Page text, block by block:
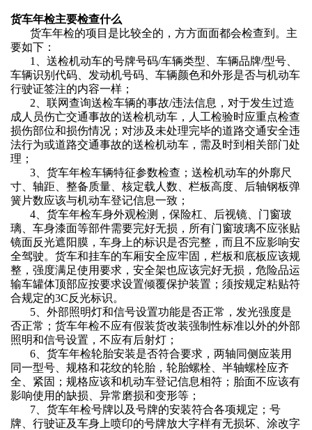
货车年检主要检查什么
货车年检的项目是比较全的，方方面面都会检查到。主
要如下：
1、送检机动车的号牌号码/车辆类型、车辆品牌/型号、
车辆识别代码、发动机号码、车辆颜色和外形是否与机动车
行驶证签注的内容一样；
2、联网查询送检车辆的事故/违法信息，对于发生过造
成人员伤亡交通事故的送检机动车，人工检验时应重点检查
损伤部位和损伤情况；对涉及未处理完毕的道路交通安全违
法行为或道路交通事故的送检机动车，需及时到相关部门处
理；
3、 货车年检车辆特征参数检查；送检机动车的外廓尺
寸、轴距、整备质量、核定载人数、栏板高度、后轴钢板弹
簧片数应该与机动车登记信息一致；
4、 货车年检车身外观检测，保险杠、后视镜、门窗玻
璃、车身漆面等部件需要完好无损，所有门窗玻璃不应张贴
镜面反光遮阳膜，车身上的标识是否完整，而且不应影响安
全驾驶。货车和挂车的车厢安全应牢固，栏板和底板应该规
整，强度满足使用要求，安全架也应该完好无损，危险品运
输车罐体顶部应按要求设置倾覆保护装置；须按规定粘贴符
合规定的3C反光标识。
5、外部照明灯和信号设置功能是否正常，发光强度是
否正常； 货车年检不应有假装货改装强制性标准以外的外部
照明和信号设置，不应有后射灯；
6、 货车年检轮胎安装是否符合要求，两轴同侧应装用
同一型号、规格和花纹的轮胎，轮胎螺栓、半轴螺栓应齐
全、紧固；规格应该和机动车登记信息相符；胎面不应该有
影响使用的缺损、异常磨损和变形等；
7、 货车年检号牌以及号牌的安装符合各项规定；号
牌、行驶证及车身上喷印的号牌放大字样有无损坏、涂改字